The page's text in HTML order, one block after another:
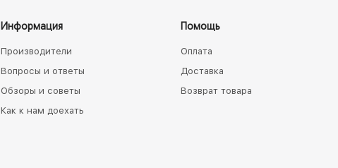
Информация
Производители
Вопросы и ответы
Обзоры и советы
Как к нам доехать
Помощь
Оплата
Доставка
Возврат товара